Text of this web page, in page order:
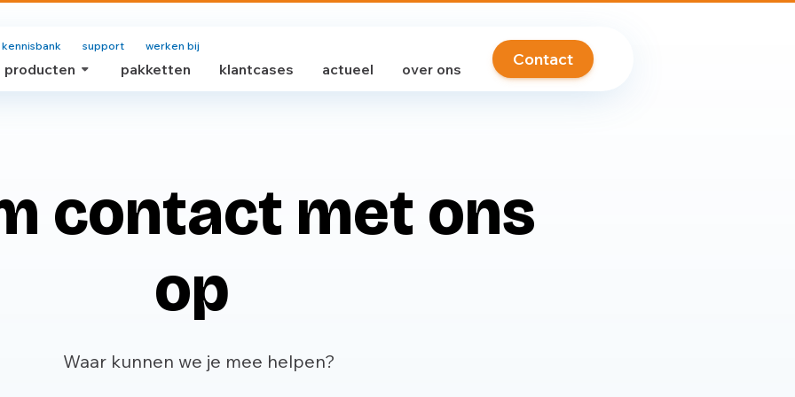
Contact
kennisbank support werken bij
producten pakketten klantcases actueel over ons
contact met ons
op
Waar kunnen we je mee helpen?